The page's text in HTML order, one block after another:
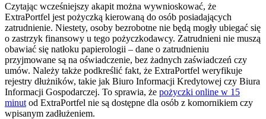
Czytając wcześniejszy akapit można wywnioskować, że
ExtraPortfel jest pożyczką kierowaną do osób posiadających
zatrudnienie. Niestety, osoby bezrobotne nie będą mogły ubiegać się
o zastrzyk finansowy u tego pożyczkodawcy. Zatrudnieni nie muszą
obawiać się natłoku papierologii – dane o zatrudnieniu
przyjmowane są na oświadczenie, bez żadnych zaświadczeń czy
umów. Należy także podkreślić fakt, że ExtraPortfel weryfikuje
rejestry dłużników, takie jak Biuro Informacji Kredytowej czy Biura
Informacji Gospodarczej. To sprawia, że pożyczki online w 15
minut od ExtraPortfel nie są dostępne dla osób z komornikiem czy
wpisanym zadłużeniem.